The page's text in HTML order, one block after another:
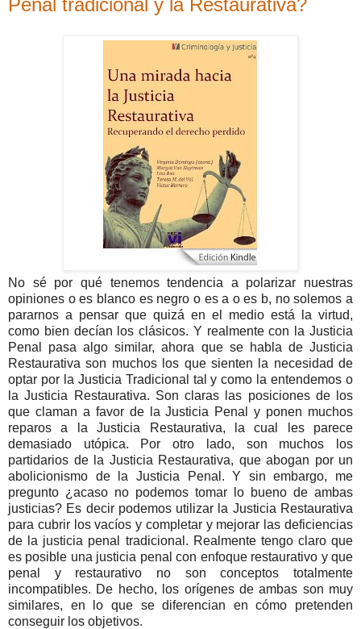
No sé por qué tenemos tendencia a polarizar nuestras
opiniones o es blanco es negro o es a o es b, no solemos a
pararnos a pensar que quizá en el medio está la virtud,
como bien decían los clásicos. Y realmente con la Justicia
Penal pasa algo similar, ahora que se habla de Justicia
Restaurativa son muchos los que sienten la necesidad de
optar por la Justicia Tradicional tal y como la entendemos o
la Justicia Restaurativa. Son claras las posiciones de los
que claman a favor de la Justicia Penal y ponen muchos
reparos a la Justicia Restaurativa, la cual les parece
demasiado utópica. Por otro lado, son muchos los
partidarios de la Justicia Restaurativa, que abogan por un
abolicionismo de la Justicia Penal. Y sin embargo, me
pregunto ¿acaso no podemos tomar lo bueno de ambas
justicias? Es decir podemos utilizar la Justicia Restaurativa
para cubrir los vacíos y completar y mejorar las deficiencias
de la justicia penal tradicional. Realmente tengo claro que
es posible una justicia penal con enfoque restaurativo y que
penal y restaurativo no son conceptos totalmente
incompatibles. De hecho, los orígenes de ambas son muy
similares, en lo que se diferencian en cómo pretenden
conseguir los objetivos.